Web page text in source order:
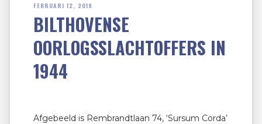
FEBRUARI 12, 2019
BILTHOVENSE
OORLOGSSLACHTOFFERS IN
1944
Afgebeeld is Rembrandtlaan 74, ‘Sursum Corda’